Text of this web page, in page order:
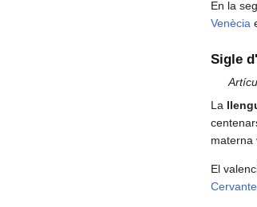
En la
Venècia
Sigle
La
materna
El